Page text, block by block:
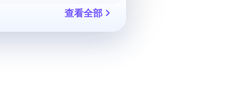
查看全部